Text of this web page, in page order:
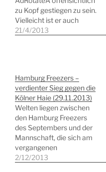
zu Kopf gestiegen zu sein.
Vielleicht ist er auch
einfach schlicht zu jung,
schnell Geld mit seinem
Plug-in zu verdienen. Ich
habe einige Jahre
AdRotate sehr gern
genutzt.…
21/4/2013
Hamburg Freezers –
verdienter Sieg gegen die
Kölner Haie (29.11.2013)
Welten liegen zwischen
den Hamburg Freezers
des Septembers und der
Mannschaft, die sich am
vergangenen
Wochenende in der
2/12/2013